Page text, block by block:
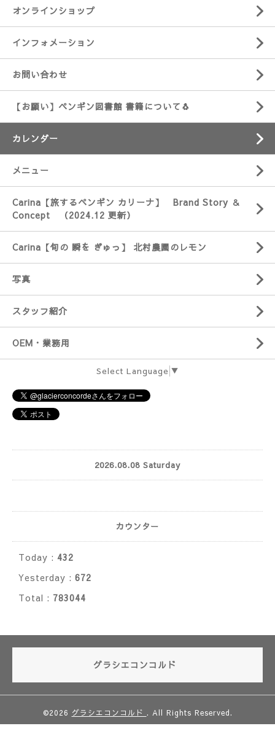
オンラインショップ
インフォメーション
お問い合わせ
【お願い】ペンギン図書館 書籍について🐧
カレンダー
メニュー
Carina【旅するペンギン カリーナ】 Brand Story ＆
Concept （2024.12 更新）
Carina【旬の 瞬を ぎゅっ】 北村農園のレモン
写真
スタッフ紹介
OEM・業務用
Select Language ▼
2026.08.08 Saturday
カウンター
Today : 432
Yesterday : 672
Total : 783044
グラシエコンコルド
©2026 グラシエコンコルド . All Rights Reserved.